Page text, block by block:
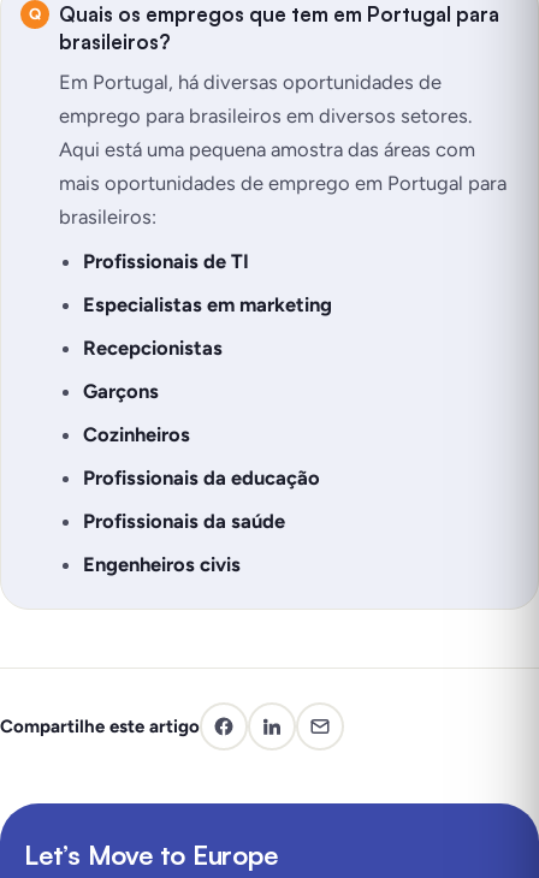
Quais os empregos que tem em Portugal para
brasileiros?
Em Portugal, há diversas oportunidades de
emprego para brasileiros em diversos setores.
Aqui está uma pequena amostra das áreas com
mais oportunidades de emprego em Portugal para
brasileiros:
Profissionais de TI
Especialistas em marketing
Recepcionistas
Garçons
Cozinheiros
Profissionais da educação
Profissionais da saúde
Engenheiros civis
Compartilhe este artigo
Let’s Move to Europe